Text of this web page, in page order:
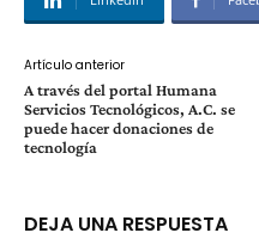
Artículo anterior
A través del portal Humana
Servicios Tecnológicos, A.C. se
puede hacer donaciones de
tecnología
DEJA UNA RESPUESTA